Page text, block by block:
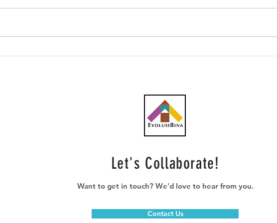
Let's Collaborate!
Want to get in touch? We'd love to hear from you.
Contact Us